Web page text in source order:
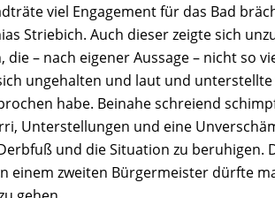
viel Engagement für das Bad
Striebich. Auch dieser zeigte sich
– nach eigener Aussage – nicht so
ungehalten und laut und unterstellte
habe. Beinahe schreiend
Unterstellungen und eine
und die Situation zu beruhigen.
einem zweiten Bürgermeister dürfte